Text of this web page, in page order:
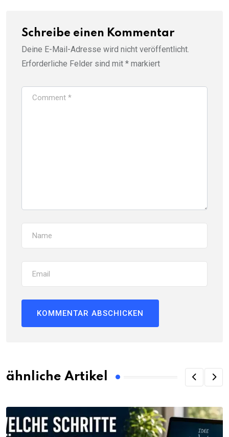
Schreibe einen Kommentar
Deine E-Mail-Adresse wird nicht veröffentlicht.
Erforderliche Felder sind mit * markiert
ähnliche Artikel